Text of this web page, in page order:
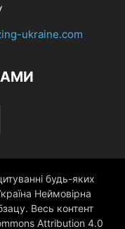
ukraine.com
будь-яких
Неймовірна
Весь контент
Attribution 4.0